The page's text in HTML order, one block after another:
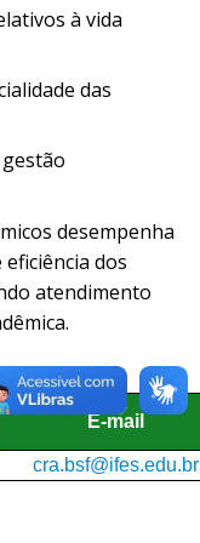
à vida
das
desempenha
dos
atendimento
E-mail
cra.bsf@ifes.edu.br